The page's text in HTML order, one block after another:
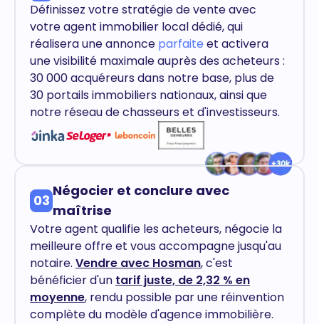
Définissez votre stratégie de vente avec
votre agent immobilier local dédié, qui
réalisera une annonce parfaite et activera
une visibilité maximale auprès des acheteurs :
30 000 acquéreurs dans notre base, plus de
30 portails immobiliers nationaux, ainsi que
notre réseau de chasseurs et d'investisseurs.
03
Négocier et conclure avec
maîtrise
Votre agent qualifie les acheteurs, négocie la
meilleure offre et vous accompagne jusqu'au
notaire. Vendre avec Hosman, c'est
bénéficier d'un tarif juste, de 2,32 % en
moyenne, rendu possible par une réinvention
complète du modèle d'agence immobilière.